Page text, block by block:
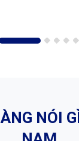
NÓI